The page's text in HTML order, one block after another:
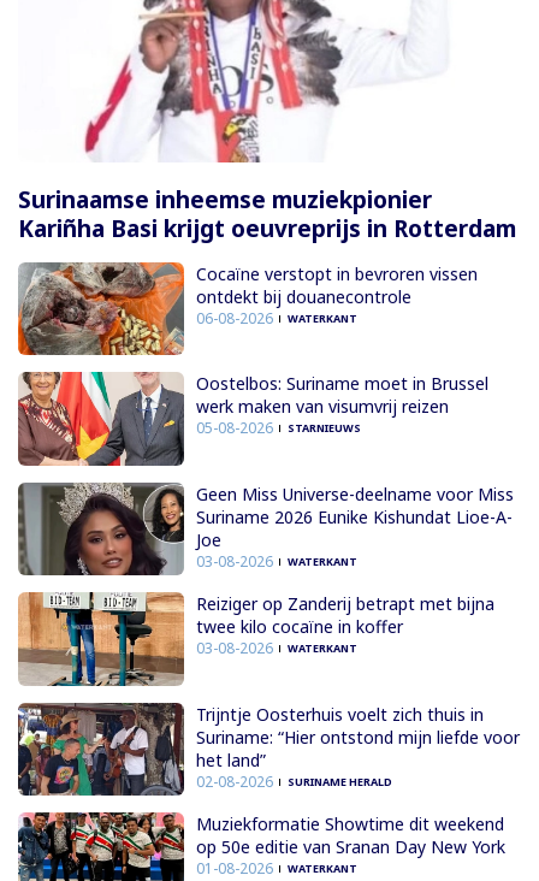
Surinaamse inheemse muziekpionier
Kariñha Basi krijgt oeuvreprijs in Rotterdam
Cocaïne verstopt in bevroren vissen
ontdekt bij douanecontrole
06-08-2026 WATERKANT
Oostelbos: Suriname moet in Brussel
werk maken van visumvrij reizen
05-08-2026 STARNIEUWS
Geen Miss Universe-deelname voor Miss
Suriname 2026 Eunike Kishundat Lioe-A-
Joe
03-08-2026 WATERKANT
Reiziger op Zanderij betrapt met bijna
twee kilo cocaïne in koffer
03-08-2026 WATERKANT
Trijntje Oosterhuis voelt zich thuis in
Suriname: “Hier ontstond mijn liefde voor
het land”
02-08-2026 SURINAME HERALD
Muziekformatie Showtime dit weekend
op 50e editie van Sranan Day New York
01-08-2026 WATERKANT